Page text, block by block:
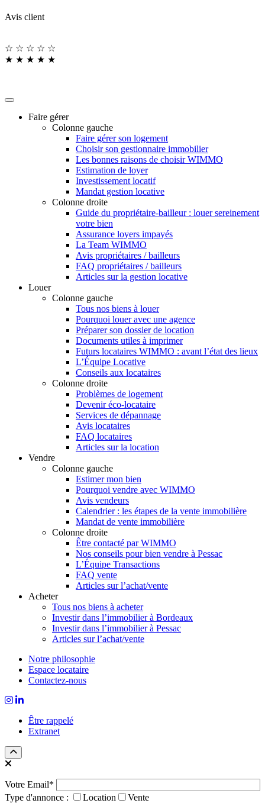
Avis client
☆ ☆ ☆ ☆ ☆
★ ★ ★ ★ ★
Faire gérer
Colonne gauche
Faire gérer son logement
Choisir son gestionnaire immobilier
Les bonnes raisons de choisir WIMMO
Estimation de loyer
Investissement locatif
Mandat gestion locative
Colonne droite
Guide du propriétaire-bailleur : louer sereinement
votre bien
Assurance loyers impayés
La Team WIMMO
Avis propriétaires / bailleurs
FAQ propriétaires / bailleurs
Articles sur la gestion locative
Louer
Colonne gauche
Tous nos biens à louer
Pourquoi louer avec une agence
Préparer son dossier de location
Documents utiles à imprimer
Futurs locataires WIMMO : avant l’état des lieux
L’Équipe Locative
Conseils aux locataires
Colonne droite
Problèmes de logement
Devenir éco-locataire
Services de dépannage
Avis locataires
FAQ locataires
Articles sur la location
Vendre
Colonne gauche
Estimer mon bien
Pourquoi vendre avec WIMMO
Avis vendeurs
Calendrier : les étapes de la vente immobilière
Mandat de vente immobilière
Colonne droite
Être contacté par WIMMO
Nos conseils pour bien vendre à Pessac
L’Équipe Transactions
FAQ vente
Articles sur l’achat/vente
Acheter
Tous nos biens à acheter
Investir dans l’immobilier à Bordeaux
Investir dans l’immobilier à Pessac
Articles sur l’achat/vente
Notre philosophie
Espace locataire
Contactez-nous
Être rappelé
Extranet
Votre Email*
Type d'annonce :
Location
Vente